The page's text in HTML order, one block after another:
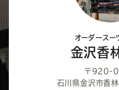
オーダース
金沢香
〒920-
石川県金沢市香林